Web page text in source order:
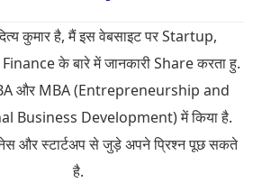
कुमार है, मैं इस वेबसाइट पर Startup,
के बारे में जानकारी Share करता हु.
और MBA (Entrepreneurship and
Business Development) में किया है.
और स्टार्टअप से जुड़े अपने प्रिश्न पूछ सकते
है.